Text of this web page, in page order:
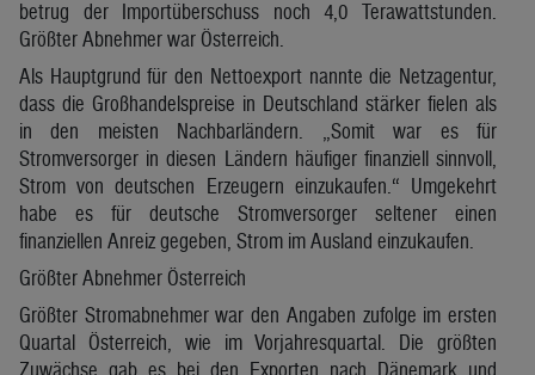
betrug der Importüberschuss noch 4,0 Terawattstunden.
Größter Abnehmer war Österreich.
Als Hauptgrund für den Nettoexport nannte die Netzagentur,
dass die Großhandelspreise in Deutschland stärker fielen als
in den meisten Nachbarländern. „Somit war es für
Stromversorger in diesen Ländern häufiger finanziell sinnvoll,
Strom von deutschen Erzeugern einzukaufen.“ Umgekehrt
habe es für deutsche Stromversorger seltener einen
finanziellen Anreiz gegeben, Strom im Ausland einzukaufen.
Größter Abnehmer Österreich
Größter Stromabnehmer war den Angaben zufolge im ersten
Quartal Österreich, wie im Vorjahresquartal. Die größten
Zuwächse gab es bei den Exporten nach Dänemark und